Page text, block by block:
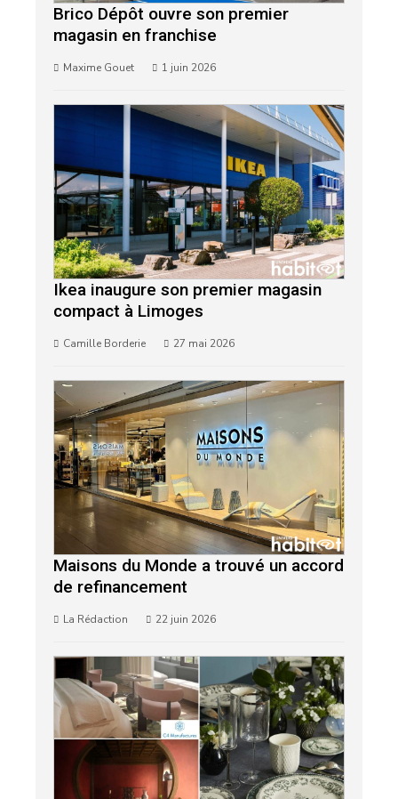
Brico Dépôt ouvre son premier
magasin en franchise
Maxime Gouet 1 juin 2026
Ikea inaugure son premier magasin
compact à Limoges
Camille Borderie 27 mai 2026
Maisons du Monde a trouvé un accord
de refinancement
La Rédaction 22 juin 2026